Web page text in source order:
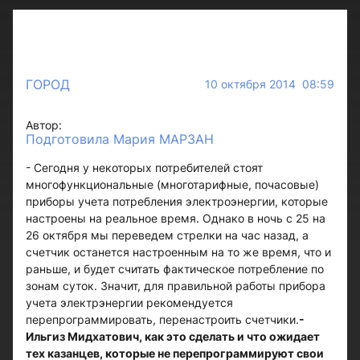
ГОРОД 10 октября 2014 08:59
Автор:
Подготовила Мария МАРЗАН
- Сегодня у некоторых потребителей стоят
многофункциональные (многотарифные, почасовые)
приборы учета потребления электроэнергии, которые
настроены на реальное время. Однако в ночь с 25 на
26 октября мы переведем стрелки на час назад, а
счетчик останется настроенным на то же время, что и
раньше, и будет считать фактическое потребление по
зонам суток. Значит, для правильной работы прибора
учета электрэнергии рекомендуется
перепрограммировать, перенастроить счетчики.-
Ильгиз Мидхатович, как это сделать и что ожидает
тех казанцев, которые не перепрограммируют свои